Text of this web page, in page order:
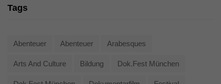
Tags
Abenteuer Abenteuer Arabesques
Arts And Culture Bildung Dok.fest München